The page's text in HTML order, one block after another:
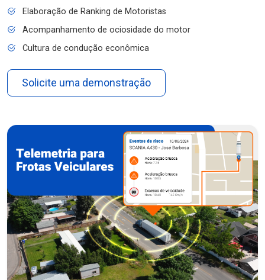
Elaboração de Ranking de Motoristas
Acompanhamento de ociosidade do motor
Cultura de condução econômica
Solicite uma demonstração